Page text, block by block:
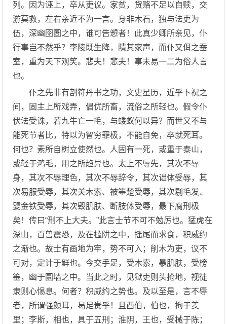
列。因为诬上，卒从吏议。家贫，货赂不足以自赎，交
游莫救，左右亲近不为一言。身非木石，独与法吏为
伍，深幽囹圄之中，谁可告愬者！此真少卿所亲见，仆
行事岂不然乎？李陵既生降，隤其家声，而仆又佴之蚕
室，重为天下观笑。悲夫！悲夫！事未易一二为俗人言
也。
仆之先非有剖符丹书之功，文史星历，近乎卜祝之
间，固主上所戏弄，倡优所畜，流俗之所轻也。假令仆
伏法受诛，若九牛亡一毛，与蝼蚁何以异？而世又不与
能死节者比，特以为智穷罪极，不能自免，卒就死耳。
何也？素所自树立使然也。人固有一死，或重于泰山，
或轻于鸿毛，用之所趋异也。太上不辱先，其次不辱
身，其次不辱理色，其次不辱辞令，其次诎体受辱，其
次易服受辱，其次关木索、被箠楚受辱，其次剔毛发、
婴金铁受辱，其次毁肌肤、断肢体受辱，最下腐刑极
矣！传曰“刑不上大夫。”此言士节不可不勉厉也。猛虎在
深山，百兽震恐，及在槛阱之中，摇尾而求食，积威约
之渐也。故士有画地为牢，势不可入；削木为吏，议不
可对，定计于鲜也。今交手足，受木索，暴肌肤，受榜
箠，幽于圜墙之中。当此之时，见狱吏则头抢地，视徒
隶则心惕息。何者？积威约之势也。及以至是，言不辱
者，所谓强颜耳，曷足贵乎！且西伯，伯也，拘于羑
里；李斯，相也，具于五刑；淮阴，王也，受械于陈；